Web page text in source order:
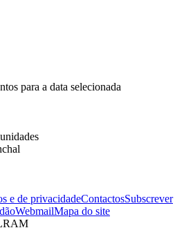
para a data selecionada
e de privacidadeContactosSubscrever
WebmailMapa do site